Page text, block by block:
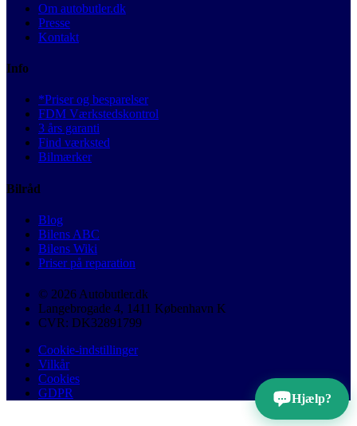
Om autobutler.dk
Presse
Kontakt
Info
*Priser og besparelser
FDM Værkstedskontrol
3 års garanti
Find værksted
Bilmærker
Bilråd
Blog
Bilens ABC
Bilens Wiki
Priser på reparation
© 2026 Autobutler.dk
Langebrogade 4, 1411 København K
CVR: DK32891799
Cookie-indstillinger
Vilkår
Cookies
GDPR
Hjælp?